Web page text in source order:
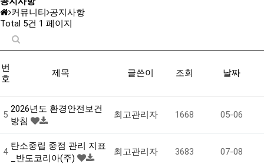
커뮤니티 공지사항
Total 5건 1 페이지
번
호
제목 글쓴이 조회 날짜
5
2026년도 환경안전보건
방침
최고관리자 1668 05-06
4
탄소중립 중점 관리 지표
_반도코리아(주)
최고관리자 3683 07-08